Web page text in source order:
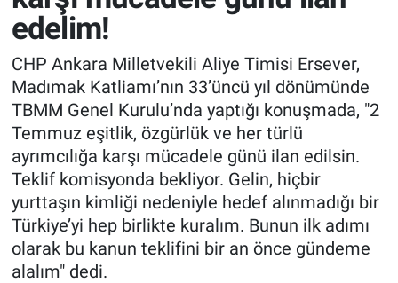
edelim!
CHP Ankara Milletvekili Aliye Timisi Ersever,
Madımak Katliamı’nın 33’üncü yıl dönümünde
TBMM Genel Kurulu’nda yaptığı konuşmada, "2
Temmuz eşitlik, özgürlük ve her türlü
ayrımcılığa karşı mücadele günü ilan edilsin.
Teklif komisyonda bekliyor. Gelin, hiçbir
yurttaşın kimliği nedeniyle hedef alınmadığı bir
Türkiye’yi hep birlikte kuralım. Bunun ilk adımı
olarak bu kanun teklifini bir an önce gündeme
alalım" dedi.